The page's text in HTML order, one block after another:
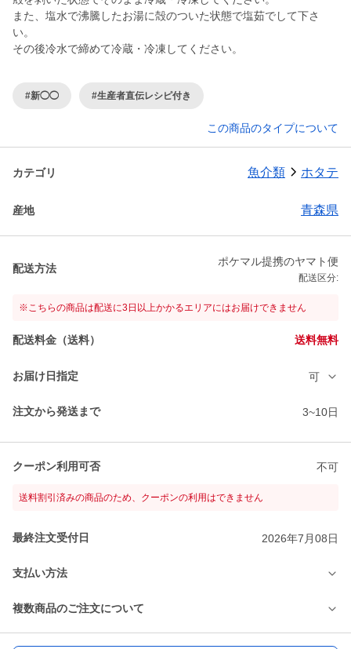
また、塩水で沸騰したお湯に殻のついた状態で塩茹でして下さ
い。
その後冷水で締めて冷蔵・冷凍してください。
#新◯◯ #生産者直伝レシピ付き
この商品のタイプについて
カテゴリ 魚介類 ホタテ
産地 青森県
配送方法
ポケマル提携のヤマト便
配送区分:
※こちらの商品は配送に3日以上かかるエリアにはお届けできません
配送料金（送料） 送料無料
お届け日指定 可
注文から発送まで 3~10日
クーポン利用可否 不可
送料割引済みの商品のため、クーポンの利用はできません
最終注文受付日 2026年7月08日
支払い方法
複数商品のご注文について